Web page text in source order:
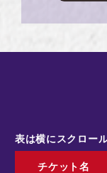
表は横にスクロー
チケット名